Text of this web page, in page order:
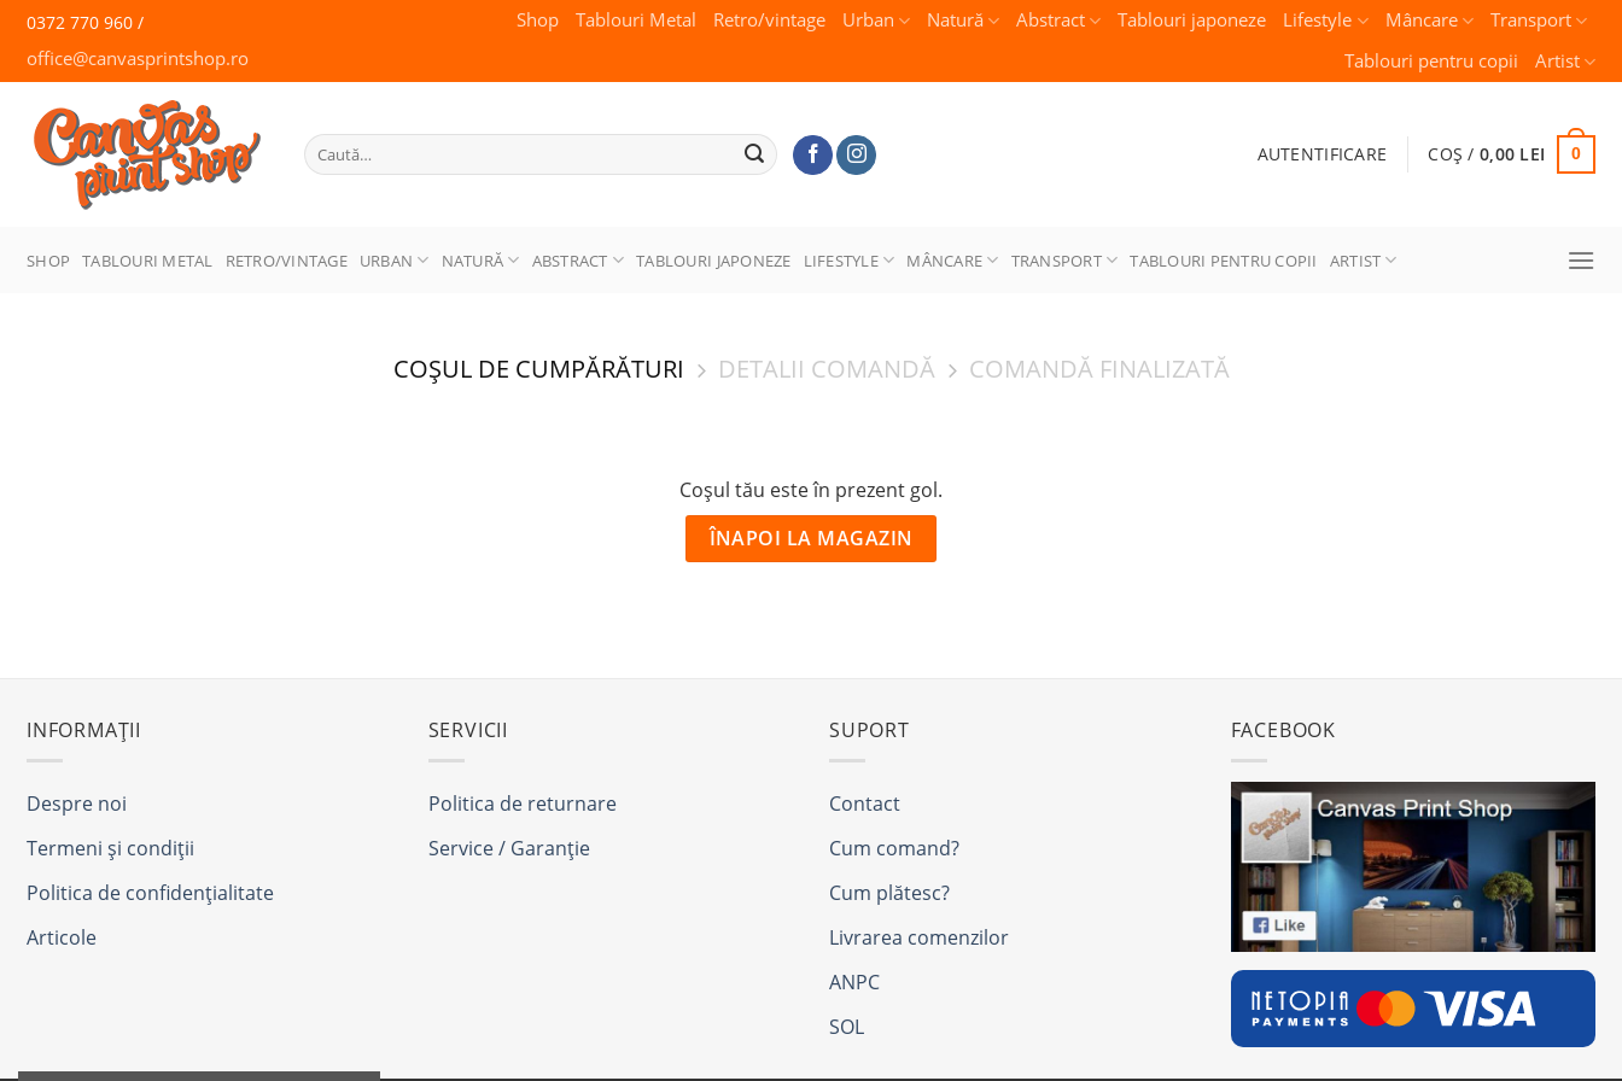
Skip
content
0372 770 960 /
office@canvasprintshop.ro
Shop Tablouri Metal Retro/vintage Urban Natură Abstract Tablouri japoneze Lifestyle Mâncare
Transport
Tablouri pentru copii
Artist
CANVAS
PRINT SHOP
Caută
după:
AUTENTIFICARE COȘ / 0,00 LEI 0
SHOP TABLOURI METAL RETRO/VINTAGE URBAN NATURĂ ABSTRACT TABLOURI JAPONEZE LIFESTYLE MÂNCARE TRANSPORT TABLOURI PENTRU COPII ARTIST
COȘUL DE CUMPĂRĂTURI DETALII COMANDĂ COMANDĂ FINALIZATĂ
Coșul tău este în prezent gol.
ÎNAPOI LA MAGAZIN
INFORMAȚII
Despre noi
Termeni și condiții
Politica de confidențialitate
Articole
SERVICII
Politica de returnare
Service / Garanție
SUPORT
Contact
Cum comand?
Cum plătesc?
Livrarea comenzilor
ANPC
SOL
FACEBOOK